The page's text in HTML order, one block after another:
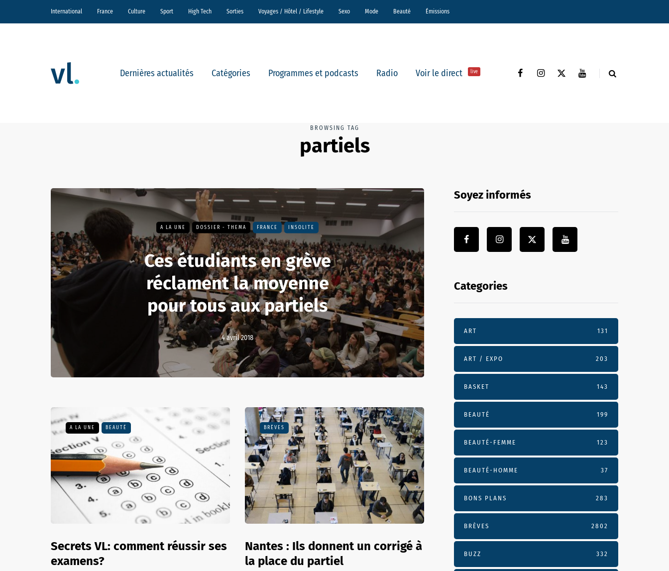
International France Culture Sport High Tech Sorties Voyages / Hôtel / Lifestyle Sexo Mode Beauté Émissions
Dernières actualités Catégories Programmes et podcasts Radio Voir le direct live
BROWSING TAG
partiels
A LA UNE DOSSIER - THEMA FRANCE INSOLITE
Ces étudiants en grève
réclament la moyenne
pour tous aux partiels
4 avril 2018
A LA UNE BEAUTÉ
Secrets VL: comment réussir ses
examens?
BRÈVES
Nantes : Ils donnent un corrigé à
la place du partiel
Soyez informés
Categories
ART 131
ART / EXPO 203
BASKET 143
BEAUTÉ 199
BEAUTÉ-FEMME 123
BEAUTÉ-HOMME 37
BONS PLANS 283
BRÈVES 2802
BUZZ 332